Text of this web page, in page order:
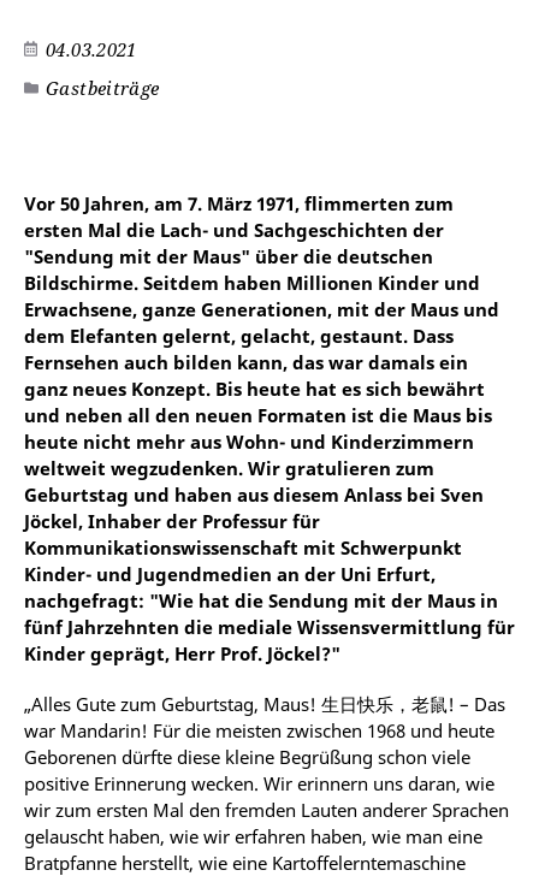
04.03.2021
Gastbeiträge
Vor 50 Jahren, am 7. März 1971, flimmerten zum
ersten Mal die Lach- und Sachgeschichten der
"Sendung mit der Maus" über die deutschen
Bildschirme. Seitdem haben Millionen Kinder und
Erwachsene, ganze Generationen, mit der Maus und
dem Elefanten gelernt, gelacht, gestaunt. Dass
Fernsehen auch bilden kann, das war damals ein
ganz neues Konzept. Bis heute hat es sich bewährt
und neben all den neuen Formaten ist die Maus bis
heute nicht mehr aus Wohn- und Kinderzimmern
weltweit wegzudenken. Wir gratulieren zum
Geburtstag und haben aus diesem Anlass bei Sven
Jöckel, Inhaber der Professur für
Kommunikationswissenschaft mit Schwerpunkt
Kinder- und Jugendmedien an der Uni Erfurt,
nachgefragt: "Wie hat die Sendung mit der Maus in
fünf Jahrzehnten die mediale Wissensvermittlung für
Kinder geprägt, Herr Prof. Jöckel?"
„Alles Gute zum Geburtstag, Maus! 生日快乐，老鼠! – Das
war Mandarin! Für die meisten zwischen 1968 und heute
Geborenen dürfte diese kleine Begrüßung schon viele
positive Erinnerung wecken. Wir erinnern uns daran, wie
wir zum ersten Mal den fremden Lauten anderer Sprachen
gelauscht haben, wie wir erfahren haben, wie man eine
Bratpfanne herstellt, wie eine Kartoffelerntemaschine